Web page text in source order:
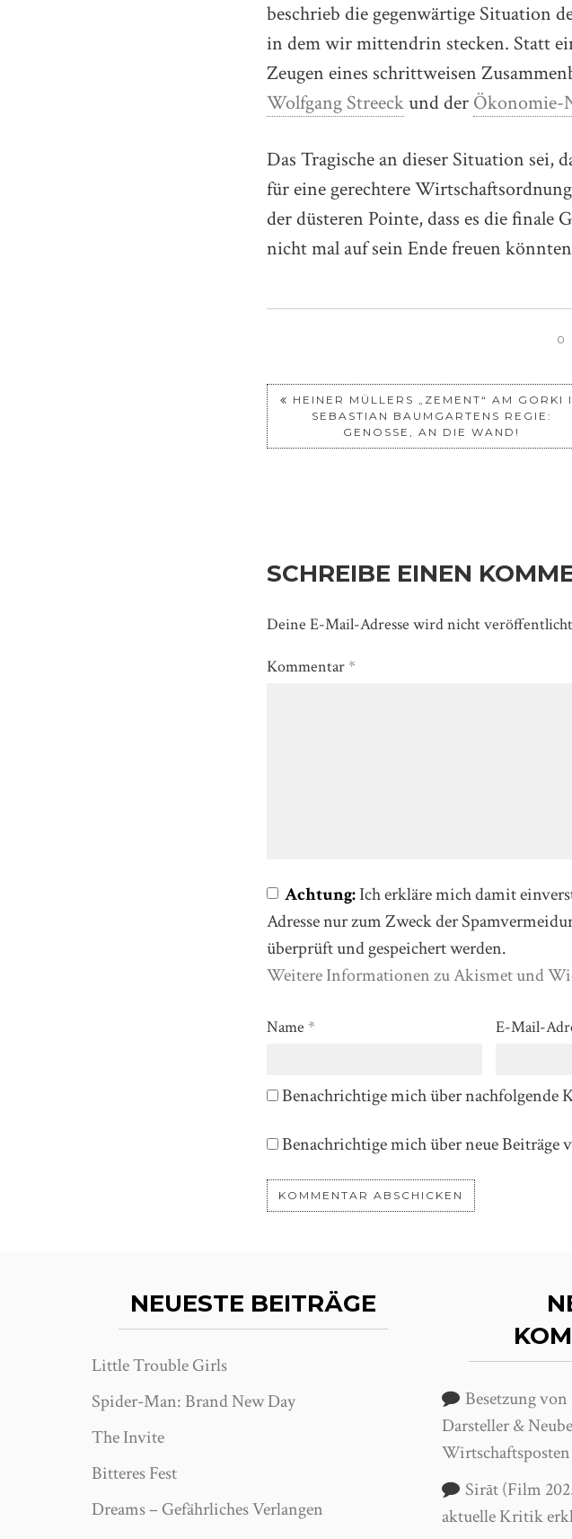
beschrieb die gegenwärtige Situation
in dem wir mittendrin stecken. Statt
Zeugen eines schrittweisen
Wolfgang Streeckund der Ökonomie-
Das Tragische an dieser Situation
für eine gerechtere
der düsteren Pointe, dass es die finale
nicht mal auf sein Ende freuen
0
HEINER MÜLLERS „ZEMENT“ AM GORKI
SEBASTIAN BAUMGARTENS REGIE:
GENOSSE, AN DIE WAND!
SCHREIBE EINEN
Deine E-Mail-Adresse wird nicht
Kommentar *
Achtung:Ich erkläre mich damit
Adresse nur zum Zweck der
überprüft und gespeichert werden.
Weitere Informationen zu Akismet und
Name * E-Mail-
Benachrichtige mich über nachfolgende
Benachrichtige mich über neue Beiträge
NEUESTE BEITRÄGE
Little Trouble Girls
Spider-Man: Brand New Day
The Invite
Bitteres Fest
Dreams – Gefährliches Verlangen
Besetzung
Darsteller &
Wirtschaftsposten
Sirāt (Film
aktuelle Kritik